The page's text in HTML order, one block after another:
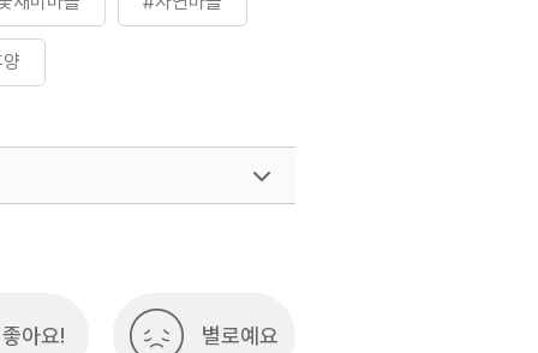
좋아요! 별로예요